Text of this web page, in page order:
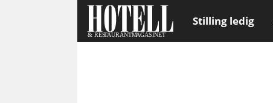
Stilling ledig